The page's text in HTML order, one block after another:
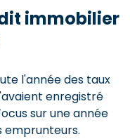
immobilier
l'année des taux
enregistré
sur une année
emprunteurs.